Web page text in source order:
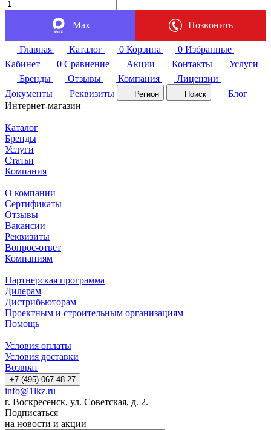
Max Позвонить
Главная Каталог 0 Корзина 0 Избранные
Кабинет
0 Сравнение Акции Контакты
Услуги
Бренды
Отзывы Компания
Лицензии
Документы
Реквизиты Регион Поиск
Блог
Интернет-магазин
Каталог
Бренды
Услуги
Статьи
Компания
О компании
Сертификаты
Отзывы
Вакансии
Реквизиты
Вопрос-ответ
Компаниям
Партнерская программа
Дилерам
Дистрибьюторам
Проектным и строительным организациям
Помощь
Условия оплаты
Условия доставки
Возврат
+7 (495) 067-48-27
info@1lkz.ru
г. Воскресенск, ул. Советская, д. 2.
Подписаться
на новости и акции